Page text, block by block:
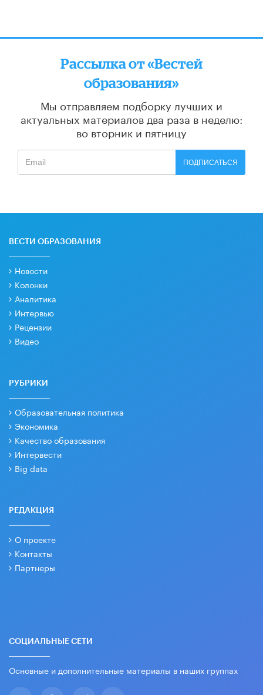
Рассылка от «Вестей
образования»
Мы отправляем подборку лучших и
актуальных материалов два раза в неделю:
во вторник и пятницу
ПОДПИСАТЬСЯ
ВЕСТИ ОБРАЗОВАНИЯ
Новости
Колонки
Аналитика
Интервью
Рецензии
Видео
РУБРИКИ
Образовательная политика
Экономика
Качество образования
Интервести
Big data
РЕДАКЦИЯ
О проекте
Контакты
Партнеры
СОЦИАЛЬНЫЕ СЕТИ
Основные и дополнительные материалы в наших группах